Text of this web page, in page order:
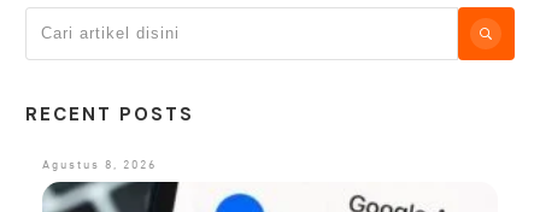
RECENT POSTS
Agustus 8, 2026